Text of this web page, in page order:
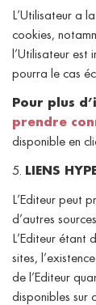
L’Utilisateur a
cookies,
l’Utilisateur est
pourra le cas
Pour plus
prendre
disponible en
5. LIENS
L’Editeur peut
d’autres
L’Editeur étant
sites,
de l’Editeur
disponibles sur